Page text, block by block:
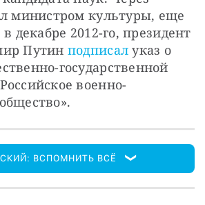
министром культуры, еще
декабре 2012-го, президент
Путин подписал указ о
государственной
военно-
ВСПОМНИТЬ ВСЁ